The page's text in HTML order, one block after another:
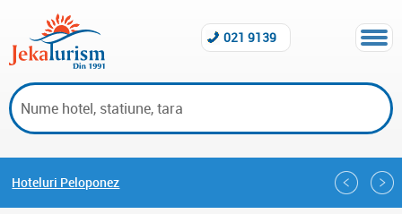
021 9139
Hoteluri Peloponez